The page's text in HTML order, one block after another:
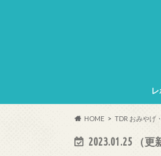
HOME TDR おみやげ
2023.01.25（更